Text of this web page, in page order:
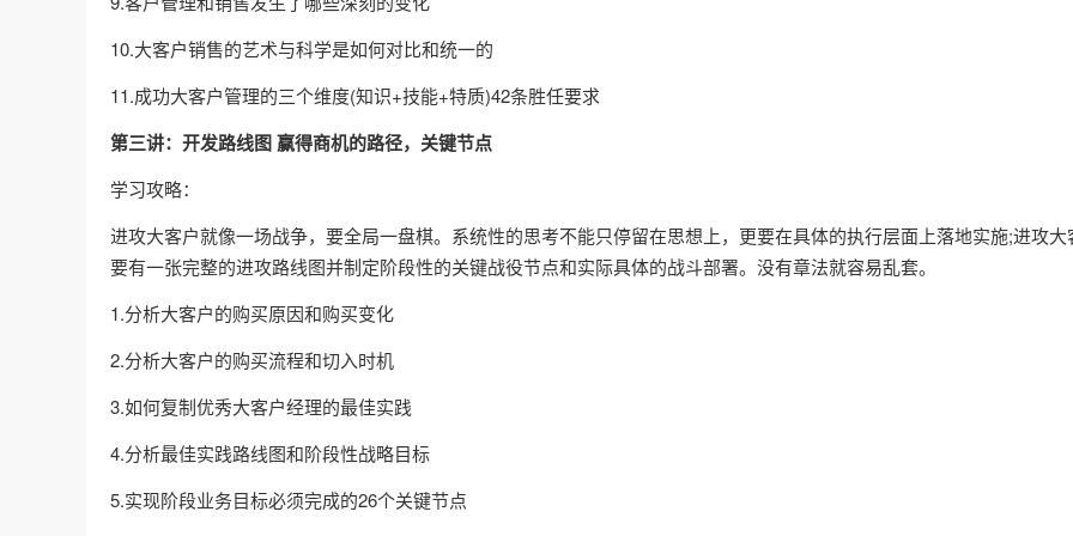
10.大客户销售的艺术与科学是如何对比和统一的
11.成功大客户管理的三个维度(知识+技能+特质)42条胜任要求
第三讲：开发路线图 赢得商机的路径，关键节点
学习攻略：
进攻大客户就像一场战争，要全局一盘棋。系统性的思考不能只停留在思想上，更要在具体的执行层面上落地实施;进攻大
要有一张完整的进攻路线图并制定阶段性的关键战役节点和实际具体的战斗部署。没有章法就容易乱套。
1.分析大客户的购买原因和购买变化
2.分析大客户的购买流程和切入时机
3.如何复制优秀大客户经理的最佳实践
4.分析最佳实践路线图和阶段性战略目标
5.实现阶段业务目标必须完成的26个关键节点